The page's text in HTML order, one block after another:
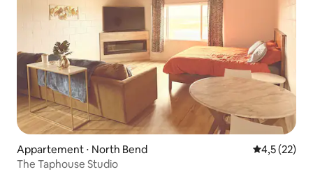
Appartement ⋅ North Bend Évaluation
4,5 (22)
The Taphouse Studio